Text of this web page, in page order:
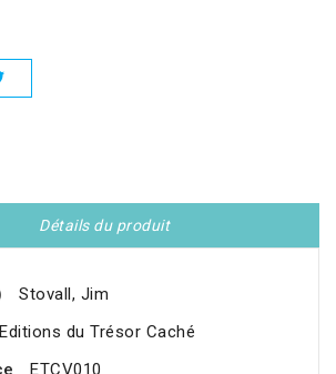
Détails du produit
Stovall, Jim
Editions du Trésor Caché
ETCV010